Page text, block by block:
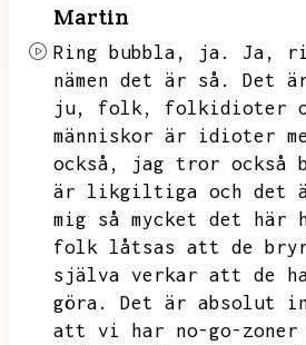
Martin
Ring bubbla, ja. Ja,
nämen det är så.
Det
ju,
folk,
folkidioter
människor är idioter
också,
jag tror också
är likgiltiga och det
mig så mycket det här
folk låtsas att de
själva verkar att de
göra.
Det är absolut
att vi har no-go-